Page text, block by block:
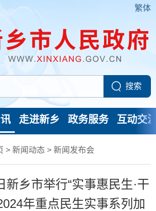
繁体
走进新乡 政务服务 互动交
> 新闻动态 > 新闻发布会
新乡市举行“实事惠民生·干
年重点民生实事系列加